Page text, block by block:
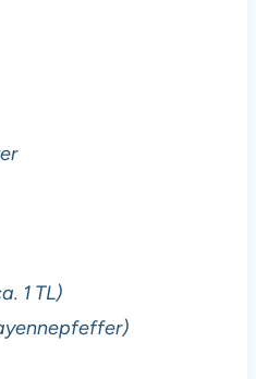
1 TL)